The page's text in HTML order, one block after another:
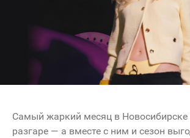
Самый жаркий месяц в
разгаре — а вместе с ним и сезон